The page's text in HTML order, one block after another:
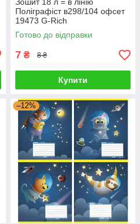
Поліграфіст в298/104 офсет
19473 G-Rich
Готово до відправки
7 ₴ 8 ₴
Купити
–12%